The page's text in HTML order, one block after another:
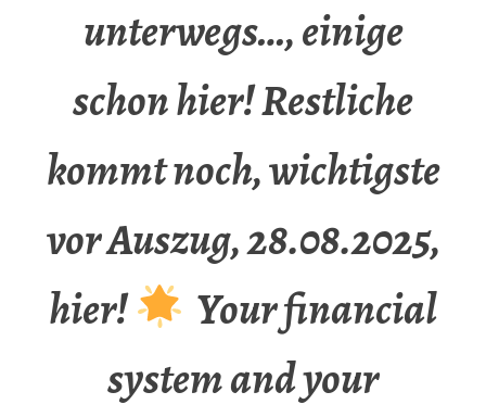
unterwegs…, einige
schon hier! Restliche
kommt noch, wichtigste
vor Auszug, 28.08.2025,
hier!
Your financial
system and your